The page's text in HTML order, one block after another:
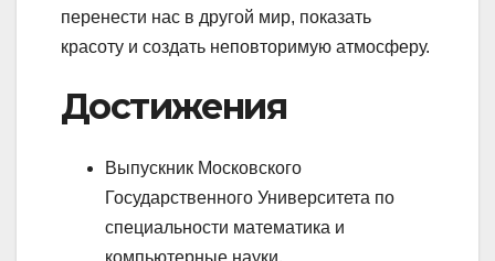
перенести нас в другой мир, показать
красоту и создать неповторимую атмосферу.
Достижения
Выпускник Московского
Государственного Университета по
специальности математика и